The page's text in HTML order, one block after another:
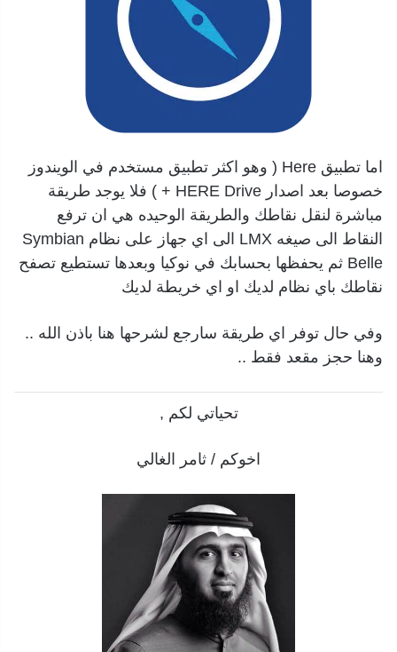
اما تطبيق Here ( وهو اكثر تطبيق مستخدم في الويندوز
خصوصا بعد اصدار HERE Drive + ) فلا يوجد طريقة
مباشرة لنقل نقاطك والطريقة الوحيده هي ان ترفع
النقاط الى صيغه LMX الى اي جهاز على نظام Symbian
Belle ثم يحفظها بحسابك في نوكيا وبعدها تستطيع تصفح
نقاطك باي نظام لديك او اي خريطة لديك
وفي حال توفر اي طريقة سارجع لشرحها هنا باذن الله ..
وهنا حجز مقعد فقط ..
تحياتي لكم ,
اخوكم / ثامر الغالي